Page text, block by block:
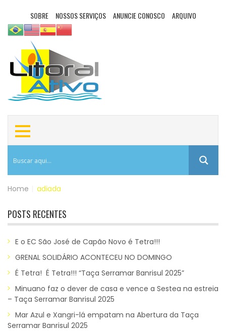
SOBRE NOSSOS SERVIÇOS ANUNCIE CONOSCO ARQUIVO
Home adiada
POSTS RECENTES
E o EC São José de Capão Novo é Tetra!!!
GRENAL SOLIDÁRIO ACONTECEU NO DOMINGO
É Tetra! É Tetra!!! “Taça Serramar Banrisul 2025”
Minuano faz o dever de casa e vence a Sestea na estreia
– Taça Serramar Banrisul 2025
Mar Azul e Xangri-lá empatam na Abertura da Taça
Serramar Banrisul 2025